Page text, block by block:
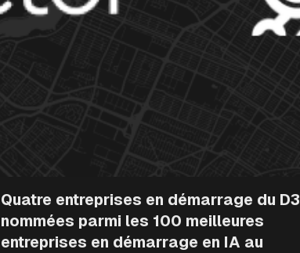
Quatre entreprises en démarrage du D3
nommées parmi les 100 meilleures
entreprises en démarrage en IA au